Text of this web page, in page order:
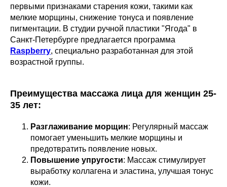
первыми признаками старения кожи, такими как
мелкие морщины, снижение тонуса и появление
пигментации. В студии ручной пластики "Ягода" в
Санкт-Петербурге предлагается программа
Raspberry, специально разработанная для этой
возрастной группы.
Преимущества массажа лица для женщин 25-
35 лет:
Разглаживание морщин: Регулярный массаж
помогает уменьшить мелкие морщины и
предотвратить появление новых.
Повышение упругости: Массаж стимулирует
выработку коллагена и эластина, улучшая тонус
кожи.